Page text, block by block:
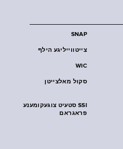
SNAP
צייטווייליגע הילף
WIC
סקול מאלצייטן
SSI סטעיט צוגעקומענע
פראגראם